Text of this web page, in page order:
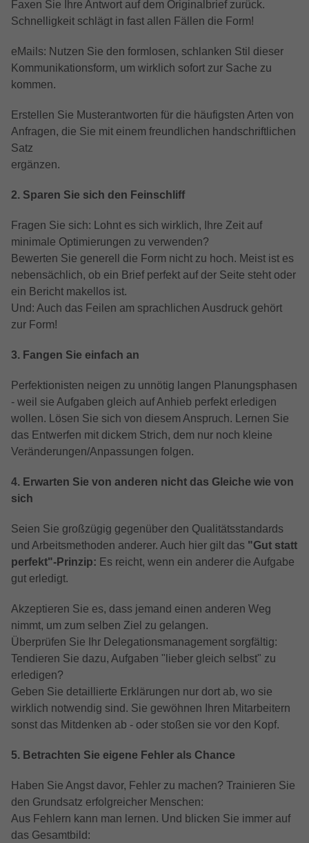
Faxen Sie Ihre Antwort auf dem Originalbrief zurück.
Schnelligkeit schlägt in fast allen Fällen die Form!
eMails: Nutzen Sie den formlosen, schlanken Stil dieser
Kommunikationsform, um wirklich sofort zur Sache zu
kommen.
Erstellen Sie Musterantworten für die häufigsten Arten von
Anfragen, die Sie mit einem freundlichen handschriftlichen
Satz
ergänzen.
2. Sparen Sie sich den Feinschliff
Fragen Sie sich: Lohnt es sich wirklich, Ihre Zeit auf
minimale Optimierungen zu verwenden?
Bewerten Sie generell die Form nicht zu hoch. Meist ist es
nebensächlich, ob ein Brief perfekt auf der Seite steht oder
ein Bericht makellos ist.
Und: Auch das Feilen am sprachlichen Ausdruck gehört
zur Form!
3. Fangen Sie einfach an
Perfektionisten neigen zu unnötig langen Planungsphasen
- weil sie Aufgaben gleich auf Anhieb perfekt erledigen
wollen. Lösen Sie sich von diesem Anspruch. Lernen Sie
das Entwerfen mit dickem Strich, dem nur noch kleine
Veränderungen/Anpassungen folgen.
4. Erwarten Sie von anderen nicht das Gleiche wie von
sich
Seien Sie großzügig gegenüber den Qualitätsstandards
und Arbeitsmethoden anderer. Auch hier gilt das "Gut statt
perfekt"-Prinzip: Es reicht, wenn ein anderer die Aufgabe
gut erledigt.
Akzeptieren Sie es, dass jemand einen anderen Weg
nimmt, um zum selben Ziel zu gelangen.
Überprüfen Sie Ihr Delegationsmanagement sorgfältig:
Tendieren Sie dazu, Aufgaben "lieber gleich selbst" zu
erledigen?
Geben Sie detaillierte Erklärungen nur dort ab, wo sie
wirklich notwendig sind. Sie gewöhnen Ihren Mitarbeitern
sonst das Mitdenken ab - oder stoßen sie vor den Kopf.
5. Betrachten Sie eigene Fehler als Chance
Haben Sie Angst davor, Fehler zu machen? Trainieren Sie
den Grundsatz erfolgreicher Menschen:
Aus Fehlern kann man lernen. Und blicken Sie immer auf
das Gesamtbild:
Anbieter TYPO3
Laufzeit 1 Jahr
Zweck
Kampagnendaten zu berechnen und die
Nutzung der Website für den
Die Cookies speichern Informationen
anonym und weisen eine randoly
Name
Zweck
Dieses Cookie wird von Google Analytics
installiert. Das Cookie wird verwendet, um
Besucher eine Website nutzen, und hilft
bei der Erstellung eines Analyseberichts
darüber, wie es der Website geht. Die
stammen, und die Seiten in
Name _dc_gtm_UA-32970526-1
Anbieter Google LLC
Laufzeit 1 Minute
Zweck
und nutzt dazu den DoubleClick des
Google Tag Manager, um die gezielte
Anzeigenplatzierung zu vereinfachen.
Anbieter Google LLC
Zweck
Das NID-Cookie enthält eine eindeutige
speichert, insbesondere Ihre bevorzugte
Sprache (z. B. Deutsch), wie viele
Externe Inhalte
Wir verwenden auf unserer Website externe Inhalte, um
Ihnen zusätzliche Informationen anzubieten.